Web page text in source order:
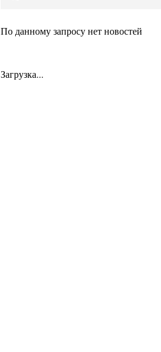
По данному запросу нет новостей
Загрузка...